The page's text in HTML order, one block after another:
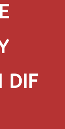
DIF